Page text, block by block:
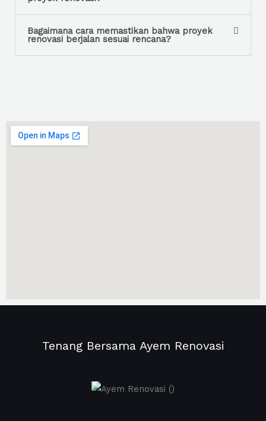
Bagaimana cara memastikan bahwa proyek
renovasi berjalan sesuai rencana?
Tenang Bersama Ayem Renovasi